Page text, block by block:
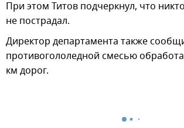
При этом Титов подчеркнул, что
не пострадал.
Директор департамента также
противогололедной смесью
км дорог.